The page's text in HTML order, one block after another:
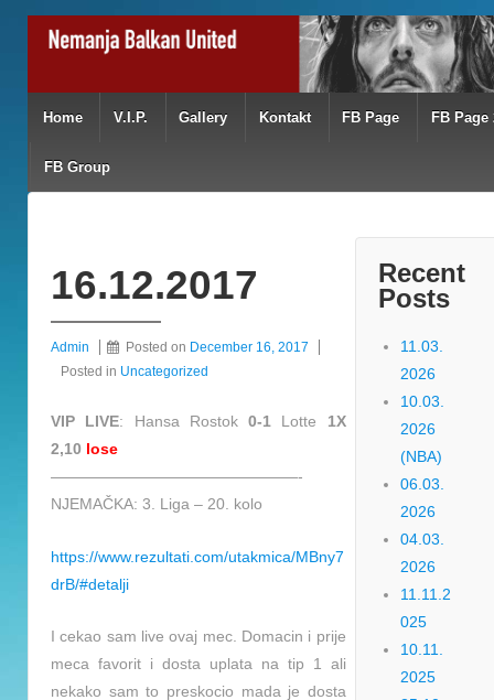
Home V.I.P. Gallery Kontakt FB Page FB Page
FB Group
16.12.2017
Admin Posted on December 16, 2017
Posted in Uncategorized
VIP LIVE: Hansa Rostok0-1 Lotte 1X
2,10 lose
————————————————-
NJEMAČKA: 3. Liga – 20. kolo
https://www.rezultati.com/utakmica/MBny7
drB/#detalji
I cekao sam live ovaj mec. Domacin i prije
meca favorit i dosta uplata na tip 1 ali
nekako sam to preskocio mada je dosta
Recent
Posts
11.03.
2026
10.03.
2026
(NBA)
06.03.
2026
04.03.
2026
11.11.2
025
10.11.
2025